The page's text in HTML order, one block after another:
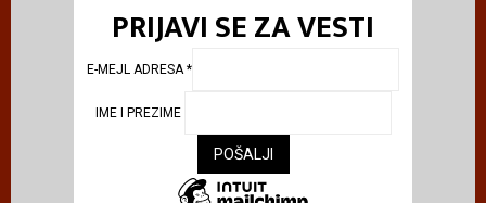
PRIJAVI SE ZA VESTI
E-MEJL ADRESA*
IME I PREZIME